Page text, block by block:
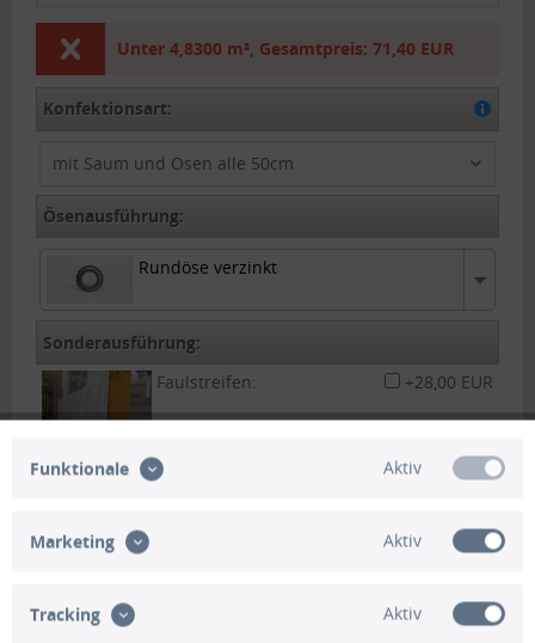
Unter4,8300 m², Gesamtpreis: 71,40 EUR
Konfektionsart:
mit Saum und Ösen alle 50cm
Ösenausführung:
Rundöse verzinktRundöse verzinkt
Sonderausführung:
Faulstreifen:
+28,00 EUR
+28,00 EUR
Funktionale Aktiv
Marketing Aktiv
Tracking Aktiv